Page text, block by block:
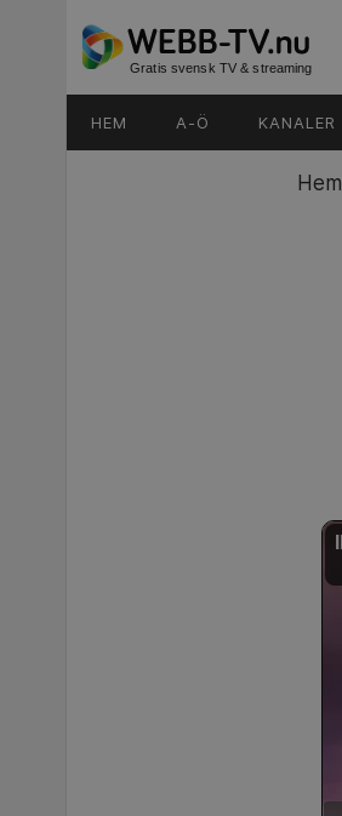
Gratis svensk TV & streaming
HEM A-Ö KANALER
Hem